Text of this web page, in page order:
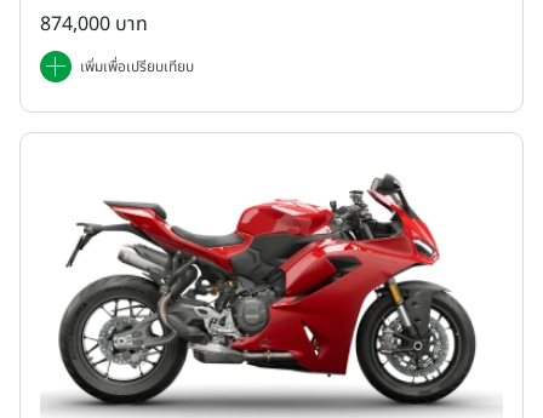
874,000 บาท
เพิ่มเพื่อเปรียบเทียบ